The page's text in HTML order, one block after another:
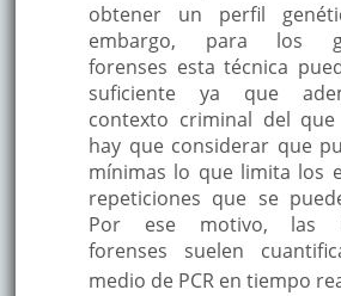
obtener un perfil
embargo, para los
forenses esta técnica
suficiente ya que
contexto criminal del
hay que considerar que
mínimas lo que limita los
repeticiones que se
Por ese motivo, las
forenses suelen
medio de PCR en tiempo